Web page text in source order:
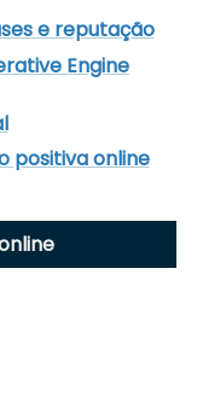
e reputação
Engine
positiva online